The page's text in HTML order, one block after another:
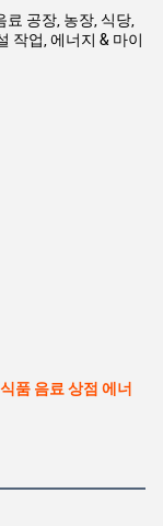
공장, 농장, 식당,
작업, 에너지 & 마이
품 음료 상점 에너